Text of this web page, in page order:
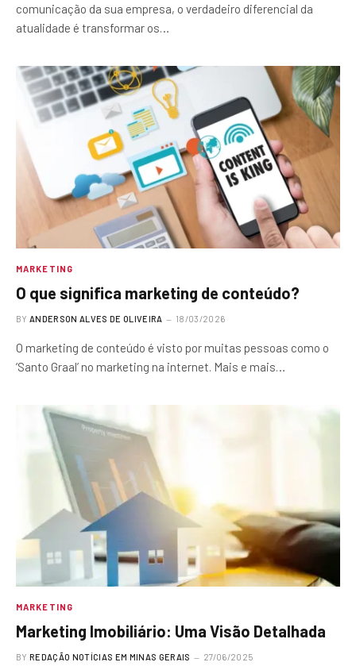
comunicação da sua empresa, o verdadeiro diferencial da
atualidade é transformar os…
MARKETING
O que significa marketing de conteúdo?
BY ANDERSON ALVES DE OLIVEIRA 18/03/2026
O marketing de conteúdo é visto por muitas pessoas como o
‘Santo Graal’ no marketing na internet. Mais e mais…
MARKETING
Marketing Imobiliário: Uma Visão Detalhada
BY REDAÇÃO NOTÍCIAS EM MINAS GERAIS 27/06/2025